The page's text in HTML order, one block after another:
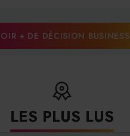
+ DE DÉCISION BUSINESS
LES PLUS LUS